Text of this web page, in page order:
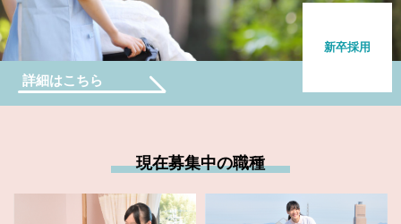
新卒採用
詳細はこちら
現在募集中の職種